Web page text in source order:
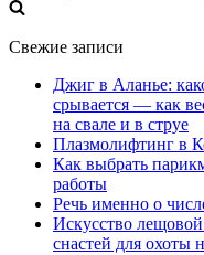
Свежие записи
Джиг в Аланье:
срывается — как
на свале и в струе
Плазмолифтинг в
Как выбрать
работы
Речь именно о
Искусство
снастей для охоты